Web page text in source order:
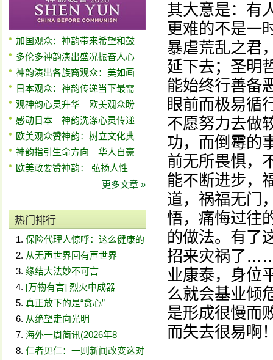
加国观众：神韵带来希望和鼓
多伦多神韵演出盛况振奋人心
神韵演出各族裔观众：美如画
日本观众：神韵传递当下最需
观神韵心灵升华 欧美观众盼
感动日本 神韵洗涤心灵传递
欧美观众赞神韵：树立文化典
神韵指引生命方向 华人自豪
欧美政要赞神韵： 弘扬人性
更多文章 »
热门排行
保险代理人惊呼：这么健康的
从无声世界回有声世界
缘结大法妙不可言
[万物有言] 烈火中成器
真正放下的是“贪心”
从绝望走向光明
海外一周简讯(2026年8
仁者见仁：一则新闻改变这对
其大意是：有
更难的不是一
暴虐荒乱之君
延下去；圣明
能始终行善备
眼前而极易循
不愿努力去做
功，而倒霉的
前无所畏惧，
能不断进步，
道，祸福无门
悟，痛悔过往
的做法。有了
招来灾祸了……
业康泰，身位
么就会基业倾
是形成很慢而
而失去很易啊